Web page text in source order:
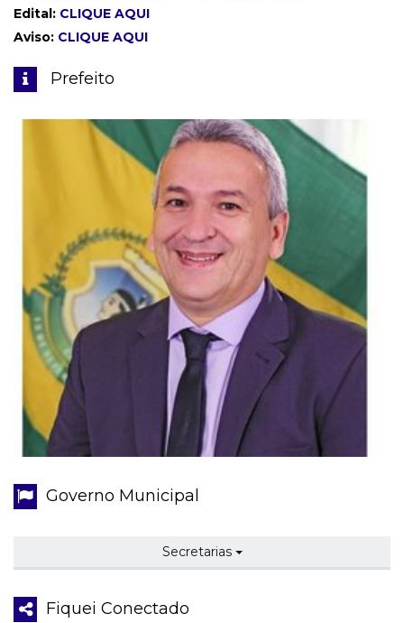
Edital: CLIQUE AQUI
Aviso: CLIQUE AQUI
Prefeito
Governo Municipal
Secretarias
Fiquei Conectado